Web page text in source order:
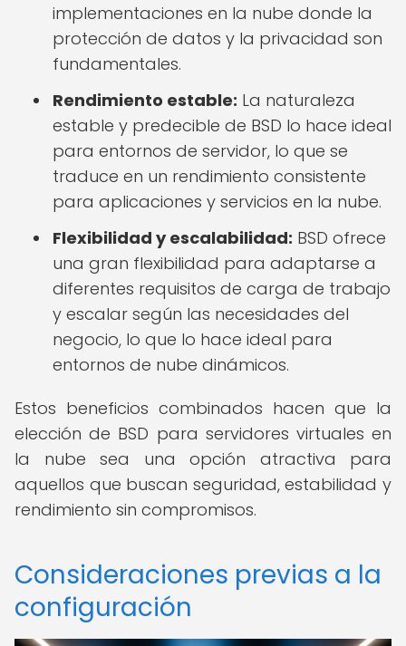
implementaciones en la nube donde la
protección de datos y la privacidad son
fundamentales.
Rendimiento estable: La naturaleza
estable y predecible de BSD lo hace ideal
para entornos de servidor, lo que se
traduce en un rendimiento consistente
para aplicaciones y servicios en la nube.
Flexibilidad y escalabilidad: BSD ofrece
una gran flexibilidad para adaptarse a
diferentes requisitos de carga de trabajo
y escalar según las necesidades del
negocio, lo que lo hace ideal para
entornos de nube dinámicos.
Estos beneficios combinados hacen que la
elección de BSD para servidores virtuales en
la nube sea una opción atractiva para
aquellos que buscan seguridad, estabilidad y
rendimiento sin compromisos.
Consideraciones previas a la
configuración